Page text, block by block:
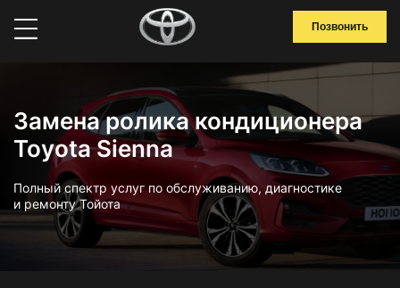
Позвонить
Замена ролика кондиционера
Toyota Sienna
Полный спектр услуг по обслуживанию, диагностике
и ремонту Тойота